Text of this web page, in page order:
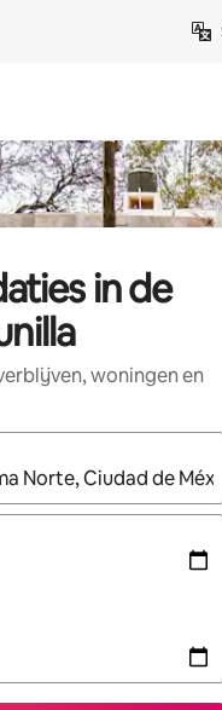
in de
woningen en
zijn, maak je